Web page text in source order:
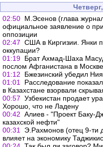
02:50 М.Эсенов (глава
официальное заявление о
оппозиции
02:47 США в Киргизии. Янки
оккупации?
01:19 Брат Ахмад-Шаха
послом Афганистана в
01:12
Бжезинский убедил
01:01
Расследование
в Казахстане взорвали
00:57 Узбекистан продает
Хорошо, что не Ладену
00:42 Алиев - "Проект Баку-
казахской нефти"
00:31
Э.Рахмонов (отец 9-ти
влияет на экономику